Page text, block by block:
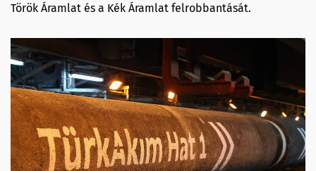
Török Áramlat és a Kék Áramlat felrobbantását.